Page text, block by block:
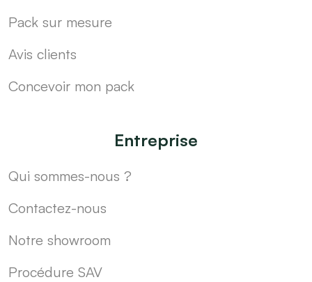
Pack sur mesure
Avis clients
Concevoir mon pack
Entreprise
Qui sommes-nous ?
Contactez-nous
Notre showroom
Procédure SAV